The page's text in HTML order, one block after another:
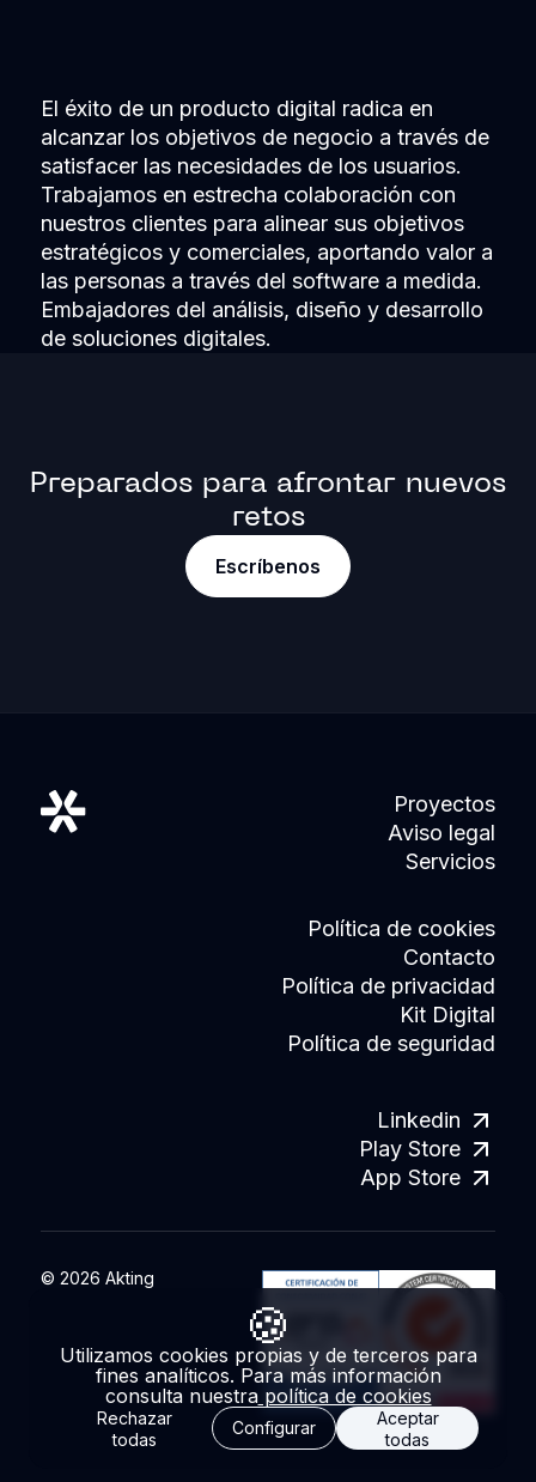
🍪
Utilizamos cookies propias y de terceros para
fines analíticos. Para más información
consulta nuestrapolítica de cookies
Rechazar
todas
Configurar
Aceptar
todas
El éxito de un producto digital radica en
alcanzar los objetivos de negocio a través de
satisfacer las necesidades de los usuarios.
Trabajamos en estrecha colaboración con
nuestros clientes para alinear sus objetivos
estratégicos y comerciales, aportando valor a
las personas a través del software a medida.
Embajadores del análisis, diseño y desarrollo
de soluciones digitales.
Preparados para afrontar nuevos
retos
Escríbenos
Proyectos
Aviso legal
Servicios
Política de cookies
Contacto
Política de privacidad
Kit Digital
Política de seguridad
Linkedin
Play Store
App Store
© 2026 Akting